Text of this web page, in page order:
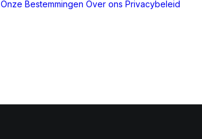
Onze Bestemmingen Over ons Privacybeleid